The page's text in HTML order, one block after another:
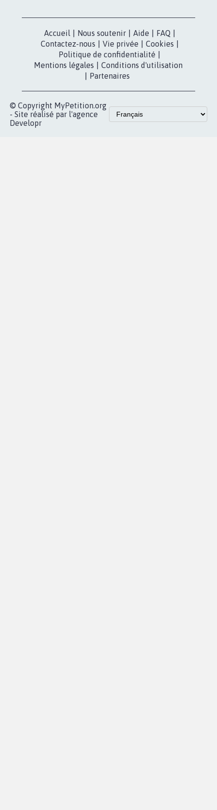
Accueil Nous soutenir Aide FAQ
Contactez-nous
Vie privée Cookies
Politique de confidentialité
Mentions légales
Conditions d'utilisation
Partenaires
© Copyright MyPetition.org
- Site réalisé par l'agence
Developr